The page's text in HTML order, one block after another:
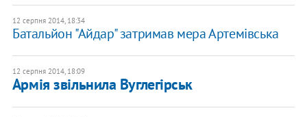
12 серпня 2014, 18:34
Батальйон "Айдар" затримав мера Артемівська
12 серпня 2014, 18:09
Армія звільнила Вуглегірськ